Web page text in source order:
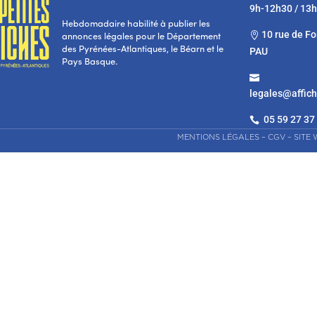
Hebdomadaire habilité à publier les
annonces légales pour le Département
des Pyrénées-Atlantiques, le Béarn et le
Pays Basque.
9h-12h30 /
 10 rue de
PAU

 05 59 27 37
MENTIONS LÉGALES– CGV– SITE